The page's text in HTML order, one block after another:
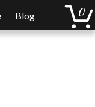
Blog